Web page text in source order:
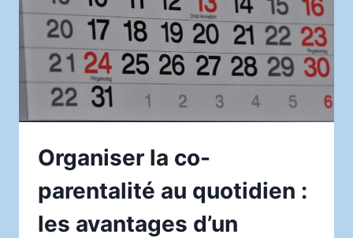
Organiser la co-
parentalité au quotidien :
les avantages d’un